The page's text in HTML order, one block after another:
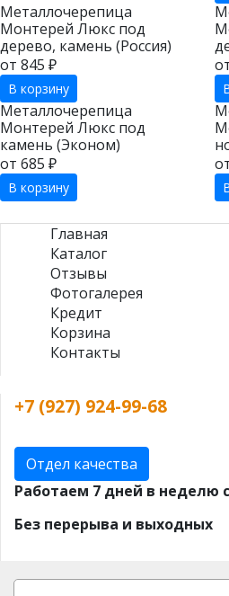
Металлочерепица
Монтерей Люкс под
дерево, камень (Россия)
от 845 ₽
В корзину
Металлочерепица
Монтерей Люкс под
камень (Эконом)
от 685 ₽
В корзину
Главная
Каталог
Отзывы
Фотогалерея
Кредит
Корзина
Контакты
+7 (927) 924-99-68
Отдел качества
Работаем 7 дней в неделю с
Без перерыва и выходных